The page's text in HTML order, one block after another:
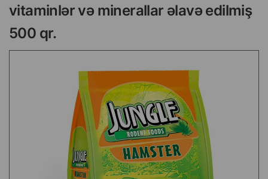
vitaminlər və minerallar əlavə edilmiş
500 qr.